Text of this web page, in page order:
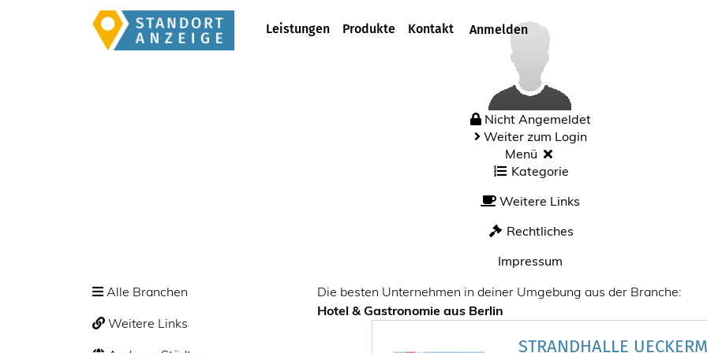
Nicht Angemeldet
Weiter zum Login
Menü
Kategorie
Weitere Links
Rechtliches
Impressum
Leistungen Produkte Kontakt Anmelden
Alle Branchen
Weitere Links
Die besten Unternehmen in deiner Umgebung aus der Branche:
Hotel & Gastronomie aus Berlin
STRANDHALLE